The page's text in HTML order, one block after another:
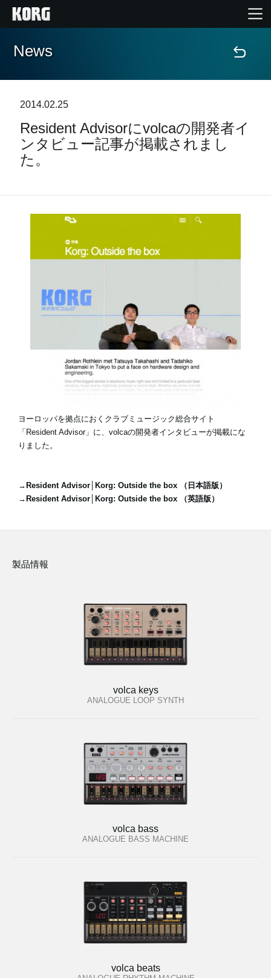
Home
Import Products
Events
News
Social Media
News
2014.02.25
Resident Advisorにvolcaの開発者イ
ンタビュー記事が掲載されまし
た。
ヨーロッパを拠点におくクラブミュージック総合サイト
「Resident Advisor」に、volcaの開発者インタビューが掲載にな
りました。
→Resident Advisor│Korg: Outside the box （日本語版）
→Resident Advisor│Korg: Outside the box （英語版）
製品情報
volca keys
ANALOGUE LOOP SYNTH
volca bass
ANALOGUE BASS MACHINE
volca beats